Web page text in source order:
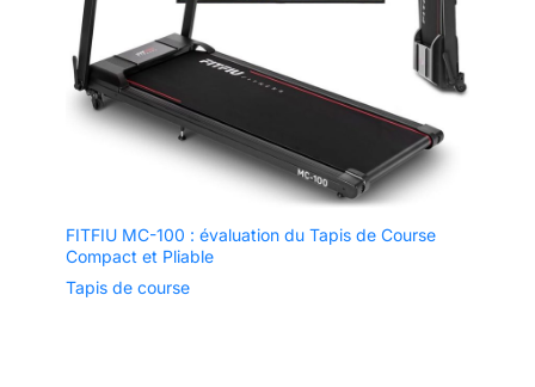
FITFIU MC-100 : évaluation du Tapis de Course
Compact et Pliable
Tapis de course